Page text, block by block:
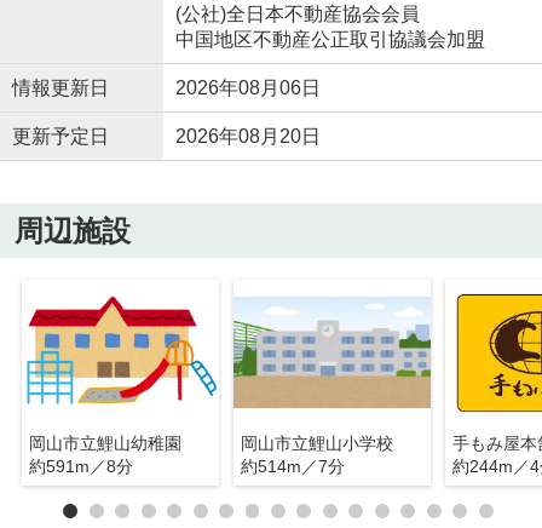
(公社)全日本不動産協会会員
中国地区不動産公正取引協議会加盟
情報更新日 2026年08月06日
更新予定日 2026年08月20日
周辺施設
岡山市立鯉山幼稚園
約591m／8分
岡山市立鯉山小学校
約514m／7分
手もみ屋本
約244m／